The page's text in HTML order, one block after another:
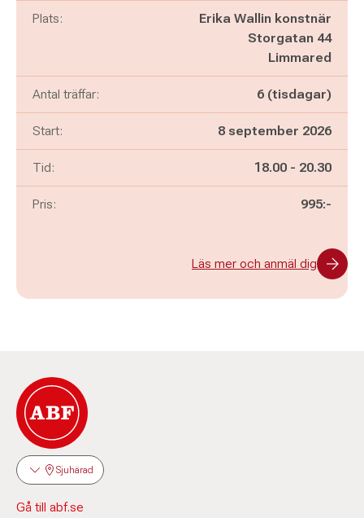
Plats:
Erika Wallin konstnär
Storgatan 44
Limmared
Antal träffar: 6 (tisdagar)
Start: 8 september 2026
Tid: Pågår mellan
18.00 - och
20.30
Pris: 995:-
Läs mer och anmäl dig
Sjuhärad
Gå till abf.se